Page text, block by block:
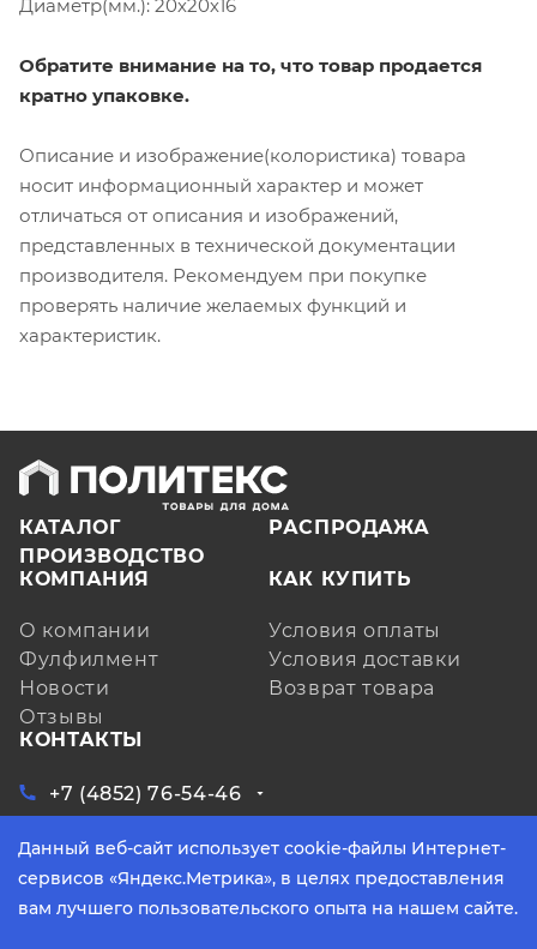
Диаметр(мм.): 20х20х16
Обратите внимание на то, что товар продается
кратно упаковке.
Описание и изображение(колористика) товара
носит информационный характер и может
отличаться от описания и изображений,
представленных в технической документации
производителя. Рекомендуем при покупке
проверять наличие желаемых функций и
характеристик.
КАТАЛОГ
РАСПРОДАЖА
ПРОИЗВОДСТВО
КОМПАНИЯ
О компании
Фулфилмент
Новости
Отзывы
КАК КУПИТЬ
Условия оплаты
Условия доставки
Возврат товара
КОНТАКТЫ
+7 (4852) 76-54-46
Ярославская обл, д. Кузнечиха, ул.
Индустриальная, д. 6, лит. А, оф. 3
пн - пт, с 9:00 до 17:30 (по МСК)
Данный веб-сайт использует cookie-файлы Интернет-
сервисов «Яндекс.Метрика», в целях предоставления
вам лучшего пользовательского опыта на нашем сайте.